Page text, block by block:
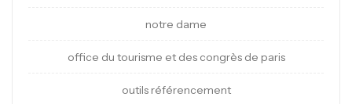
notre dame
office du tourisme et des congrès de paris
outils référencement